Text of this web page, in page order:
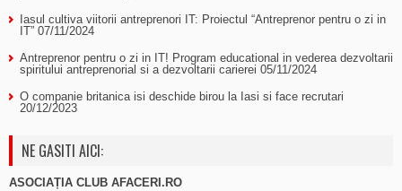
Iasul cultiva viitorii antreprenori IT: Proiectul “Antreprenor pentru o zi in
IT” 07/11/2024
Antreprenor pentru o zi in IT! Program educational in vederea dezvoltarii
spiritului antreprenorial si a dezvoltarii carierei 05/11/2024
O companie britanica isi deschide birou la Iasi si face recrutari
20/12/2023
NE GASITI AICI:
ASOCIAȚIA CLUB AFACERI.RO